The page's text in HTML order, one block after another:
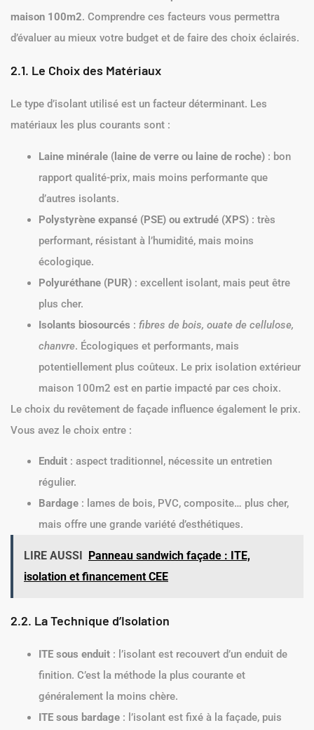
maison 100m2. Comprendre ces facteurs vous permettra
d’évaluer au mieux votre budget et de faire des choix éclairés.
2.1. Le Choix des Matériaux
Le type d’isolant utilisé est un facteur déterminant. Les
matériaux les plus courants sont :
Laine minérale (laine de verre ou laine de roche) : bon
rapport qualité-prix, mais moins performante que
d’autres isolants.
Polystyrène expansé (PSE) ou extrudé (XPS) : très
performant, résistant à l’humidité, mais moins
écologique.
Polyuréthane (PUR) : excellent isolant, mais peut être
plus cher.
Isolants biosourcés : fibres de bois, ouate de cellulose,
chanvre. Écologiques et performants, mais
potentiellement plus coûteux. Le prix isolation extérieur
maison 100m2 est en partie impacté par ces choix.
Le choix du revêtement de façade influence également le prix.
Vous avez le choix entre :
Enduit : aspect traditionnel, nécessite un entretien
régulier.
Bardage : lames de bois, PVC, composite… plus cher,
mais offre une grande variété d’esthétiques.
LIRE AUSSI Panneau sandwich façade : ITE,
isolation et financement CEE
2.2. La Technique d’Isolation
ITE sous enduit : l’isolant est recouvert d’un enduit de
finition. C’est la méthode la plus courante et
généralement la moins chère.
ITE sous bardage : l’isolant est fixé à la façade, puis